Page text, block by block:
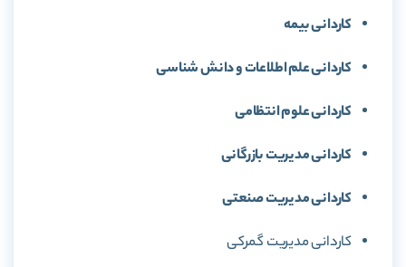
كاردانی بیمه
كاردانی علم اطلاعات و دانش شناسی
كاردانی علوم انتظامی
كاردانی مدیریت بازرگانی
كاردانی مدیریت صنعتی
كاردانی مدیریت گمرکی